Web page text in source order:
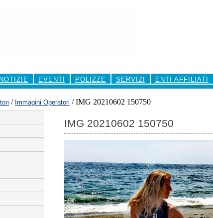
NOTIZIE EVENTI POLIZZE SERVIZI ENTI AFFILIATI
/ Immagini Operatori /IMG 20210602 150750
IMG 20210602 150750